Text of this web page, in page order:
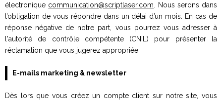
électronique communication@scriptlaser.com . Nous serons dans
l’obligation de vous répondre dans un délai d’un mois. En cas de
réponse négative de notre part, vous pourrez vous adresser à
l'autorité de contrôle compétente (CNIL) pour présenter la
réclamation que vous jugerez appropriée.
E-mails marketing & newsletter
Dès lors que vous créez un compte client sur notre site, vous